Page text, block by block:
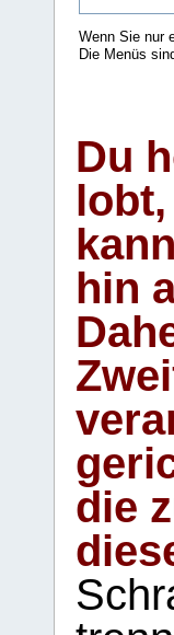
Wenn Sie nur
Die Menüs
Du
hin
die